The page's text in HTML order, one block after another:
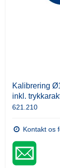
Kalibrering
inkl.
621.210
Kontakt os